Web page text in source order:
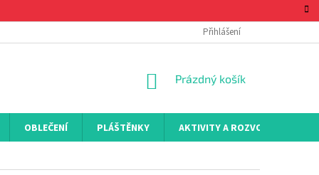
Přihlášení
NÁKUPNÍ
Prázdný košík
OBLEČENÍ PLÁŠTĚNKY AKTIVITY A ROZVOJ